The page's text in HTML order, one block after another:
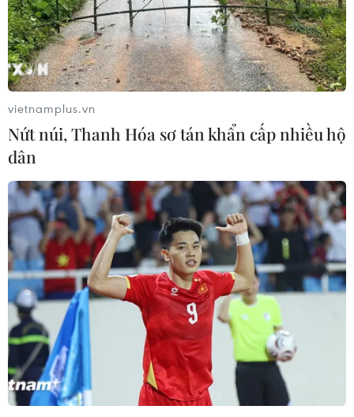
Kinh tế biển xanh: Cơ hội giúp Việt Nam
trung hòa carbon vào năm 2050
12/05/2022 07:17
Kinh tế biển xanh đang là xu hướng phát triển, hướng
tới mục tiêu phát triển bền vững, hiện thực hóa cam kết
đưa mức phát thải ròng bằng 0 vào năm 2050 mà Việt
Nam vá các quốc gia đã đưa ra tại COP26.
vietnamplus.vn
Nứt núi, Thanh Hóa sơ tán khẩn cấp nhiều hộ
dân